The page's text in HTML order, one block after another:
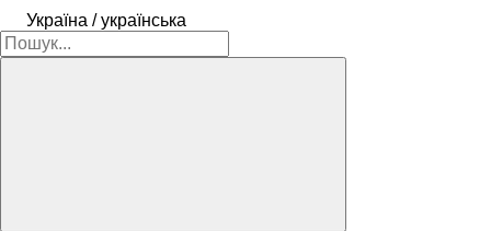
Україна / українська